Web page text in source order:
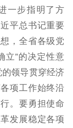
场
线
审
一步指明了方
平总书记重要
，全省各级党
立”的决定性意
的领导贯穿经济
项工作始终沿
。要勇担使命
发展稳定各项